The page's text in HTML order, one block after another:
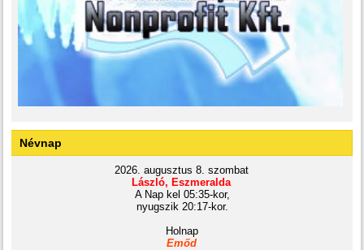
Névnap
2026. augusztus 8. szombat
László, Eszmeralda
A Nap kel 05:35-kor,
nyugszik 20:17-kor.
Holnap
Emőd